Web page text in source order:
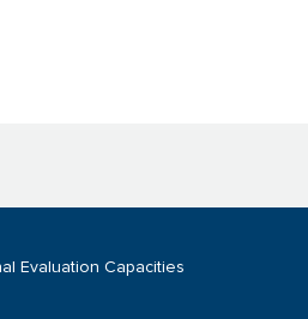
Evaluation Capacities